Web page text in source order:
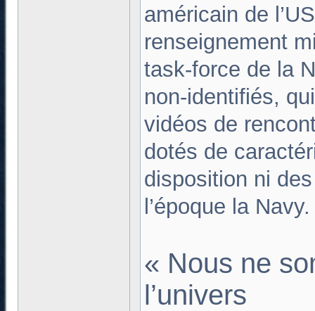
américain de
renseignement
task-force de la
non-identifiés,
vidéos de
dotés de
disposition ni
l’époque la Navy.
« Nous ne
l’univers